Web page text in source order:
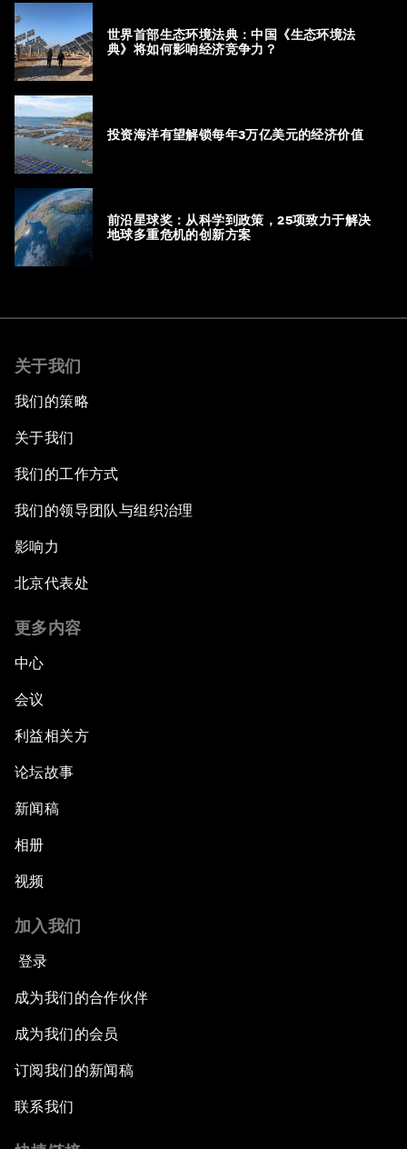
世界首部生态环境法典：中国《生态环境法
典》将如何影响经济竞争力？
投资海洋有望解锁每年3万亿美元的经济价值
前沿星球奖：从科学到政策，25项致力于解决
地球多重危机的创新方案
关于我们
我们的策略
关于我们
我们的工作方式
我们的领导团队与组织治理
影响力
北京代表处
更多内容
中心
会议
利益相关方
论坛故事
新闻稿
相册
视频
加入我们
登录
成为我们的合作伙伴
成为我们的会员
订阅我们的新闻稿
联系我们